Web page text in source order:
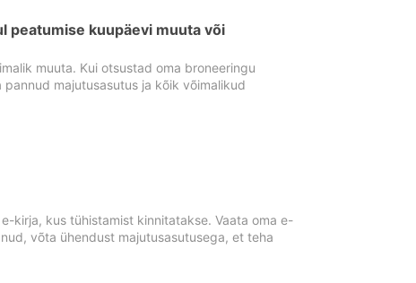
peatumise kuupäevi muuta või
muuta. Kui otsustad oma broneeringu
majutusasutus ja kõik võimalikud
kirja, kus tühistamist kinnitatakse. Vaata oma e-
võta ühendust majutusasutusega, et teha